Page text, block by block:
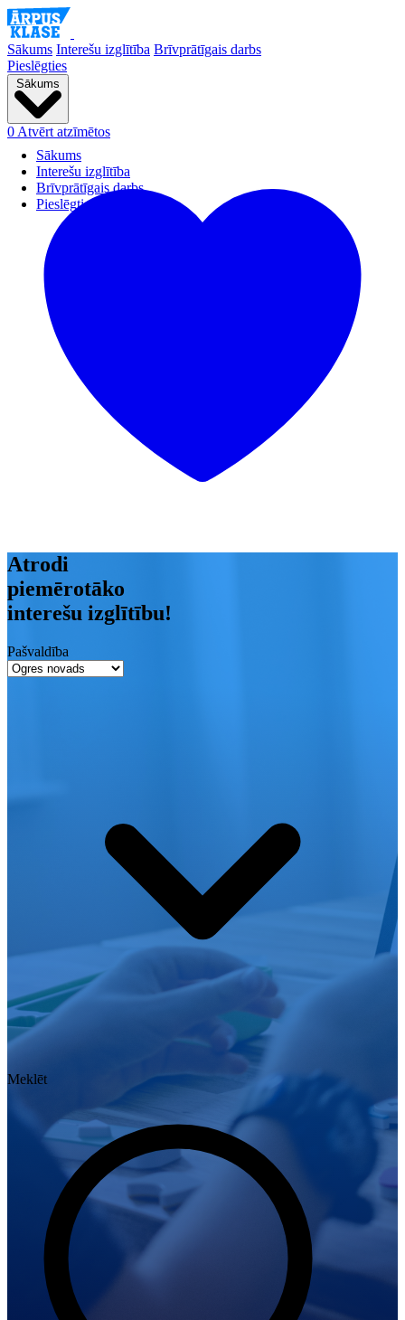
Sākums Interešu izglītība Brīvprātīgais darbs
Pieslēgties
Sākums
Sākums
Interešu izglītība
Brīvprātīgais darbs
Pieslēgties
0 Atvērt atzīmētos
Atrodi
piemērotāko
interešu izglītību!
Pašvaldība
Meklēt